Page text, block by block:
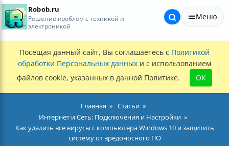
Robob.ru
Решение проблем с техникой и
электроникой
Меню
Посещая данный сайт, Вы соглашаетесь с Политикой
обработки Персональных данных и с использованием
файлов cookie, указанных в данной Политике.
OK
Главная
Статьи
Интернет и Сеть: Подключения и Настройки
Как удалить все вирусы с компьютера Windows 10 и защитить
систему от вредоносного ПО